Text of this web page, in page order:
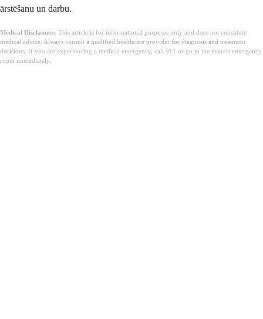
ārstēšanu un darbu.
Medical Disclaimer: This article is for informational purposes only and does not constitute
medical advice. Always consult a qualified healthcare provider for diagnosis and treatment
decisions. If you are experiencing a medical emergency, call 911 or go to the nearest emergency
room immediately.